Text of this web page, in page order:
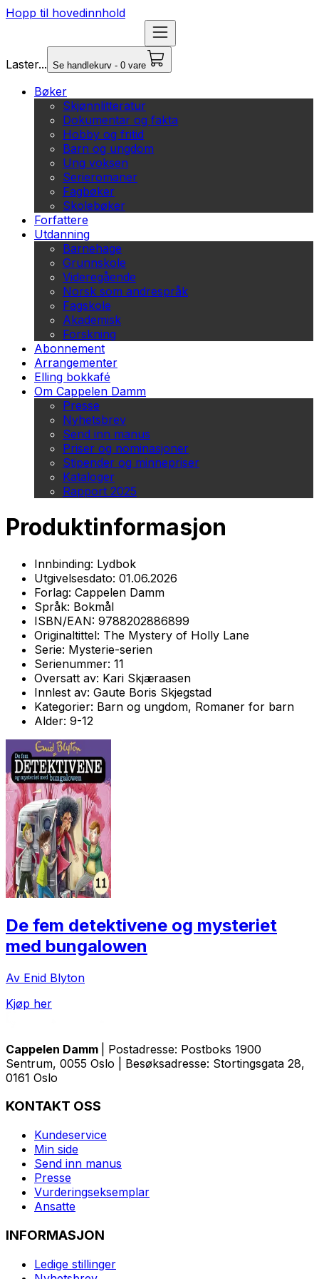
Hopp til hovedinnhold
Laster... Se handlekurv - 0 vare
Bøker
Skjønnlitteratur
Dokumentar og fakta
Hobby og fritid
Barn og ungdom
Ung voksen
Serieromaner
Fagbøker
Skolebøker
Forfattere
Utdanning
Barnehage
Grunnskole
Videregående
Norsk som andrespråk
Fagskole
Akademisk
Forskning
Abonnement
Arrangementer
Elling bokkafé
Om Cappelen Damm
Presse
Nyhetsbrev
Send inn manus
Priser og nominasjoner
Stipender og minnepriser
Kataloger
Rapport 2025
Produktinformasjon
Innbinding: Lydbok
Utgivelsesdato: 01.06.2026
Forlag: Cappelen Damm
Språk: Bokmål
ISBN/EAN: 9788202886899
Originaltittel: The Mystery of Holly Lane
Serie: Mysterie-serien
Serienummer: 11
Oversatt av: Kari Skjæraasen
Innlest av: Gaute Boris Skjegstad
Kategorier: Barn og ungdom, Romaner for barn
Alder: 9-12
De fem detektivene og mysteriet
med bungalowen
Av Enid Blyton
Kjøp her
Cappelen Damm
| Postadresse: Postboks 1900
Sentrum, 0055 Oslo | Besøksadresse: Stortingsgata 28,
0161 Oslo
KONTAKT OSS
Kundeservice
Min side
Send inn manus
Presse
Vurderingseksemplar
Ansatte
INFORMASJON
Ledige stillinger